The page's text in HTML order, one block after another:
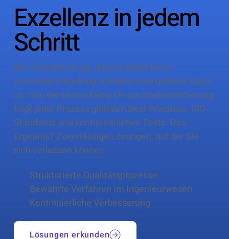
Exzellenz in jedem
Schritt
Wir sind überzeugt, dass Qualität keine
einmalige Handlung, sondern eine gelebte Kultur
ist. Von der Entwicklung bis zur Implementierung
folgt jeder Prozess globalen Best Practices, ISO-
Standards und kontinuierlichen Tests. Das
Ergebnis? Zuverlässige Lösungen, auf die Sie
sich verlassen können.
Strukturierte Qualitätsprozesse
Bewährte Verfahren im Ingenieurwesen
Kontinuierliche Verbesserung
Lösungen erkunden